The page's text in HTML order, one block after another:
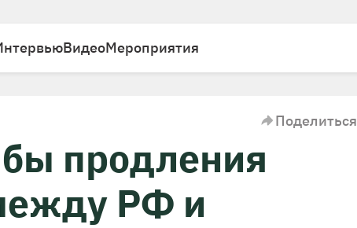
ВидеоМероприятия
Поделиться
продления
РФ и